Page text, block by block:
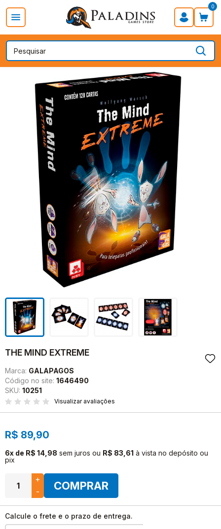
0
PROMOÇÃO DIA DOS PAIS Board Games Card Games
THE MIND EXTREME
Marca: GALAPAGOS
Código no site: 1646490
SKU: 10251
Visualizar avaliações
R$ 89,90
6x de R$ 14,98 sem juros ou R$ 83,61 à vista no depósito ou
pix
+
-
COMPRAR
Calcule o frete e o prazo de entrega.